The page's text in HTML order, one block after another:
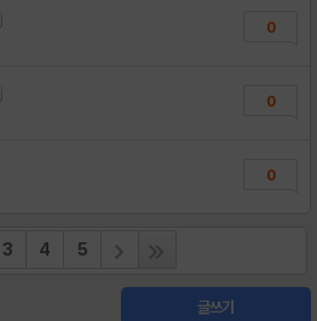
0
0
0
3 4 5
글쓰기